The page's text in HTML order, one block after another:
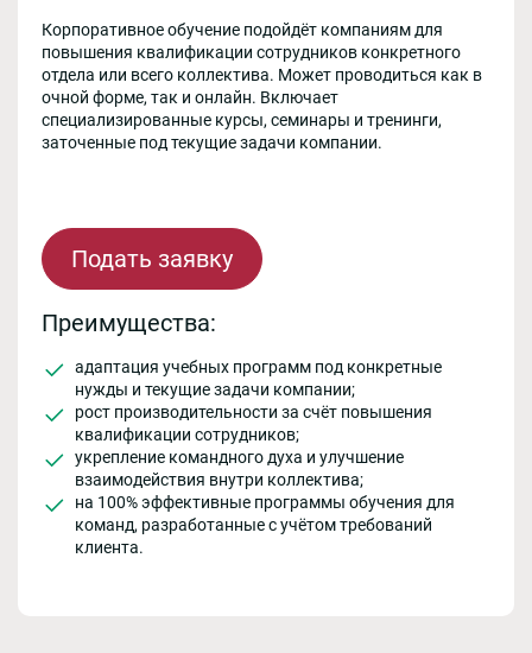
Корпоративное обучение подойдёт компаниям для
повышения квалификации сотрудников конкретного
отдела или всего коллектива. Может проводиться как в
очной форме, так и онлайн. Включает
специализированные курсы, семинары и тренинги,
заточенные под текущие задачи компании.
Подать заявку
Преимущества:
адаптация учебных программ под конкретные
нужды и текущие задачи компании;
рост производительности за счёт повышения
квалификации сотрудников;
укрепление командного духа и улучшение
взаимодействия внутри коллектива;
на 100% эффективные программы обучения для
команд, разработанные с учётом требований
клиента.